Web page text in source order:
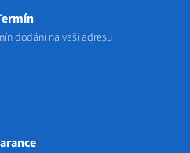
dodání na vaši adresu